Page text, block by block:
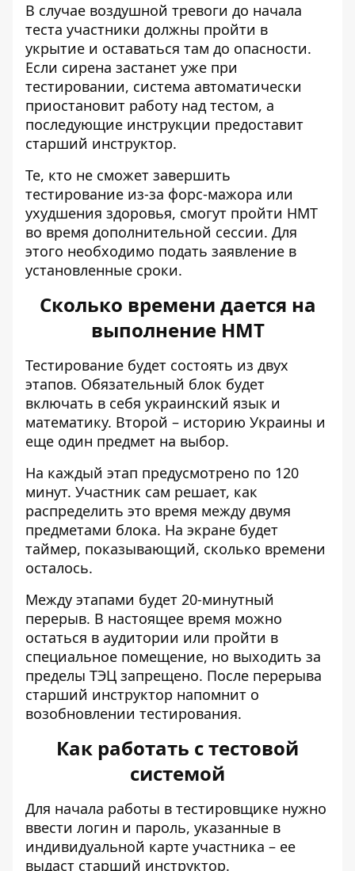
В случае воздушной тревоги до начала
теста участники должны пройти в
укрытие и оставаться там до опасности.
Если сирена застанет уже при
тестировании, система автоматически
приостановит работу над тестом, а
последующие инструкции предоставит
старший инструктор.
Те, кто не сможет завершить
тестирование из-за форс-мажора или
ухудшения здоровья, смогут пройти НМТ
во время дополнительной сессии. Для
этого необходимо подать заявление в
установленные сроки.
Сколько времени дается на
выполнение НМТ
Тестирование будет состоять из двух
этапов. Обязательный блок будет
включать в себя украинский язык и
математику. Второй – историю Украины и
еще один предмет на выбор.
На каждый этап предусмотрено по 120
минут. Участник сам решает, как
распределить это время между двумя
предметами блока. На экране будет
таймер, показывающий, сколько времени
осталось.
Между этапами будет 20-минутный
перерыв. В настоящее время можно
остаться в аудитории или пройти в
специальное помещение, но выходить за
пределы ТЭЦ запрещено. После перерыва
старший инструктор напомнит о
возобновлении тестирования.
Как работать с тестовой
системой
Для начала работы в тестировщике нужно
ввести логин и пароль, указанные в
индивидуальной карте участника – ее
выдаст старший инструктор.